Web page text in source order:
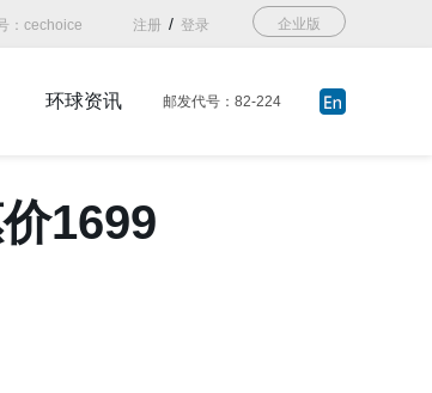
企业版
注册 / 登录
：cechoice
环球资讯 邮发代号：82-224
1699